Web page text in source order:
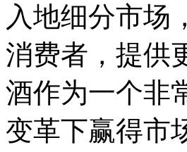
入地细分市场
消费者，提供
酒作为一个非
变革下赢得市